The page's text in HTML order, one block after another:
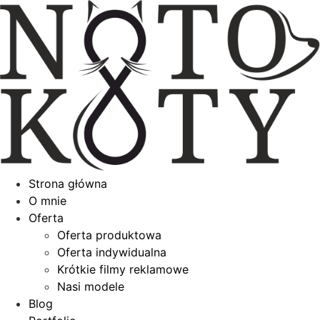
Przejdź
treści
Strona główna
O mnie
Oferta
Oferta produktowa
Oferta indywidualna
Krótkie filmy reklamowe
Nasi modele
Blog